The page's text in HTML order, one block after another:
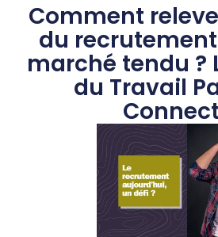
Comment
du
marché tendu ?
du Travail